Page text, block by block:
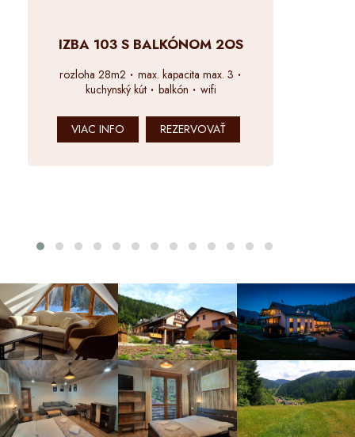
BALKÓNOM 2OS
max. kapacita max. 3
wifi
REZERVOVAŤ
IZBA 105 S BALKÓNOM
rozloha 26m2
kuchynský kút
VIAC INFO